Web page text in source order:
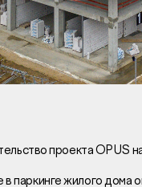
Раскрытие информации
Правовая информация
Отдел продаж
проекта OPUS
в паркинге жилого